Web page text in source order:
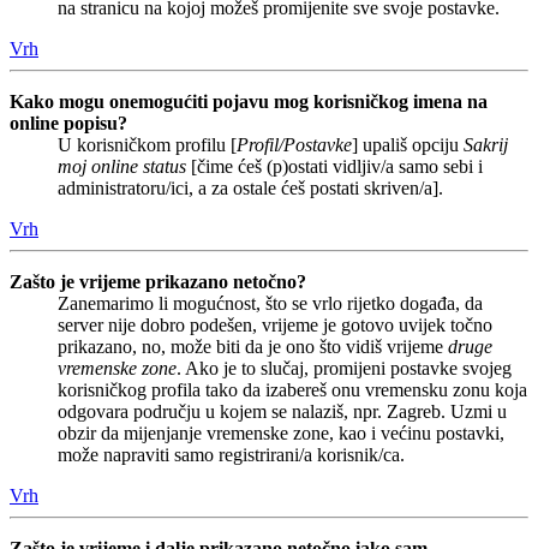
na stranicu na kojoj možeš promijenite sve svoje postavke.
Vrh
Kako mogu onemogućiti pojavu mog korisničkog imena na
online popisu?
U korisničkom profilu [Profil/Postavke] upališ opciju Sakrij
moj online status [čime ćeš (p)ostati vidljiv/a samo sebi i
administratoru/ici, a za ostale ćeš postati skriven/a].
Vrh
Zašto je vrijeme prikazano netočno?
Zanemarimo li mogućnost, što se vrlo rijetko događa, da
server nije dobro podešen, vrijeme je gotovo uvijek točno
prikazano, no, može biti da je ono što vidiš vrijeme druge
vremenske zone. Ako je to slučaj, promijeni postavke svojeg
korisničkog profila tako da izabereš onu vremensku zonu koja
odgovara području u kojem se nalaziš, npr. Zagreb. Uzmi u
obzir da mijenjanje vremenske zone, kao i većinu postavki,
može napraviti samo registrirani/a korisnik/ca.
Vrh